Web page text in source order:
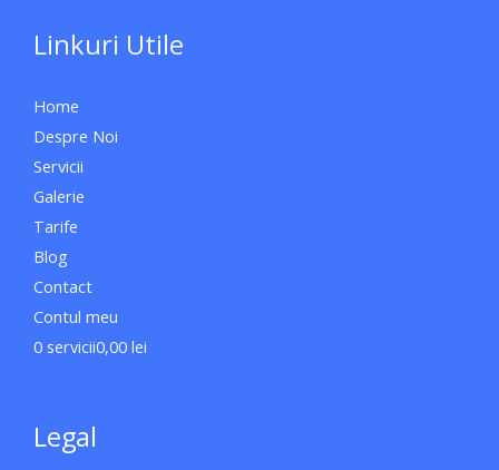
Linkuri Utile
Home
Despre Noi
Servicii
Galerie
Tarife
Blog
Contact
Contul meu
0 servicii0,00 lei
Legal